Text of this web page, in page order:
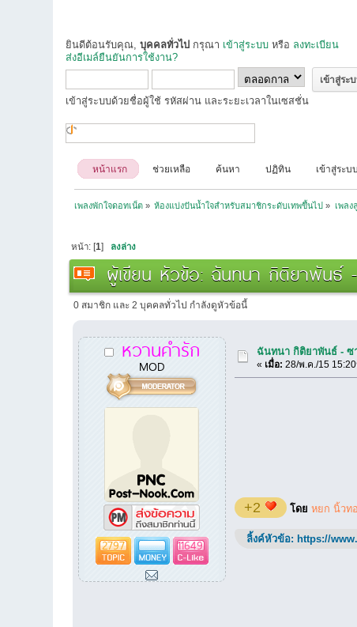
ยินดีต้อนรับคุณ,บุคคลทั่วไป กรุณา เข้าสู่ระบบ หรือ ลงทะเบียน
ส่งอีเมล์ยืนยันการใช้งาน?
เข้าสู่ระบบด้วยชื่อผู้ใช้ รหัสผ่าน และระยะเวลาในเซสชั่น
หน้าแรก ช่วยเหลือ ค้นหา ปฏิทิน เข้าสู่ระบบ
เพลงพักใจดอทเน็ต» ห้องแบ่งปันน้ำใจสำหรับสมาชิกระดับเทพขึ้นไป » เพลง
หน้า: [1] ลงล่าง
ผู้เขียน หัวข้อ: ฉันทนา กิติยาพันธ์
0 สมาชิก และ 2 บุคคลทั่วไป กำลังดูหัวข้อนี้
หวานคำรัก
MOD
2797 11649
ฉันทนา กิติยาพันธ์ - ซ
« เมื่อ: 28/พ.ค./15
+2 โดย หยก นิ้วท
ลิ้งค์หัวข้อ: https://